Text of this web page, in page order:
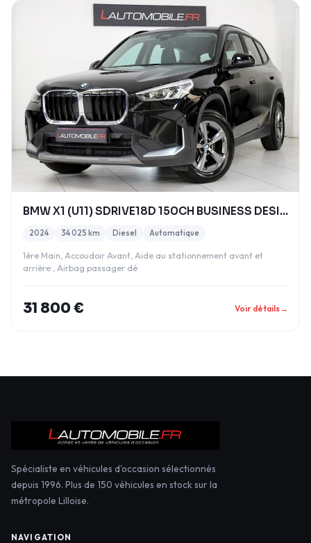
BMW X1 (U11) SDRIVE18D 150CH BUSINESS DESIGN
2024 34 025 km Diesel Automatique
1ère Main, Accoudoir Avant, Aide au stationnement avant et
arrière , Airbag passager dé
31 800 € Voir détails→
Spécialiste en véhicules d'occasion sélectionnés
depuis 1996. Plus de 150 véhicules en stock sur la
métropole Lilloise.
NAVIGATION